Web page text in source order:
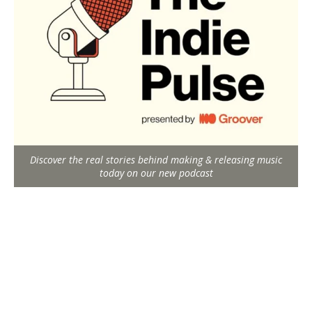
Discover the real stories behind making & releasing music
today on our new podcast